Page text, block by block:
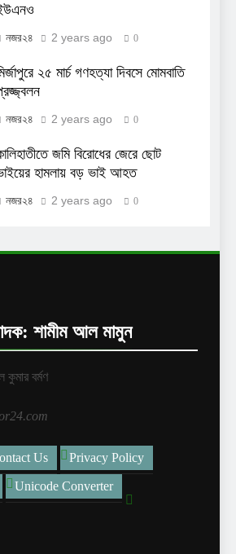
নজর২৪ 2 years ago 0
২৫ মার্চ গণহত্যা দিবসে মোমবাতি
নজর২৪ 2 years ago 0
জমি বিরোধের জেরে ছোট
হামলায় বড় ভাই আহত
নজর২৪ 2 years ago 0
শামীম আল মামুন
কুমার বর্মণ
Us Privacy Policy
Unicode Converter